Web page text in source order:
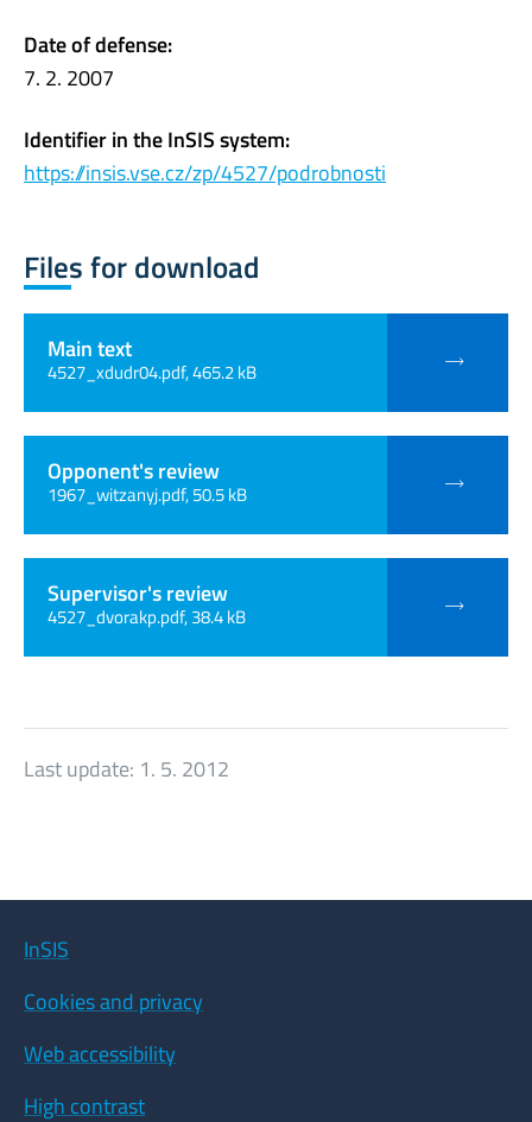
Date of defense:
7. 2. 2007
Identifier in the InSIS system:
https://insis.vse.cz/zp/4527/podrobnosti
Files for download
Main text
4527_xdudr04.pdf, 465.2 kB
Opponent's review
1967_witzanyj.pdf, 50.5 kB
Supervisor's review
4527_dvorakp.pdf, 38.4 kB
Last update: 1. 5. 2012
InSIS
Cookies and privacy
Web accessibility
High contrast